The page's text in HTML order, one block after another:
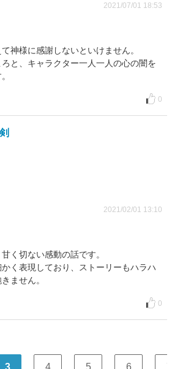
2021/07/01 18:53
神様に感謝しないといけません。
と、キャラクター一人一人の心の闇を
0
2021/02/01 13:10
く切ない感動の話です。
く表現しており、ストーリーもハラハ
ません。
0